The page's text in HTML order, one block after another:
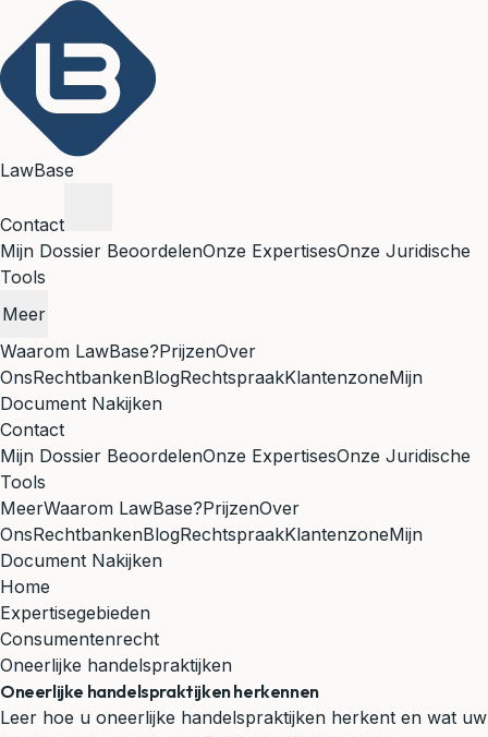
LawBase
Contact
Mijn Dossier BeoordelenOnze ExpertisesOnze Juridische
Tools
Meer
Waarom LawBase?PrijzenOver
OnsRechtbankenBlogRechtspraakKlantenzoneMijn
Document Nakijken
Contact
Mijn Dossier BeoordelenOnze ExpertisesOnze Juridische
Tools
MeerWaarom LawBase?PrijzenOver
OnsRechtbankenBlogRechtspraakKlantenzoneMijn
Document Nakijken
Home
Expertisegebieden
Consumentenrecht
Oneerlijke handelspraktijken
Oneerlijke handelspraktijken herkennen
Leer hoe u oneerlijke handelspraktijken herkent en wat uw